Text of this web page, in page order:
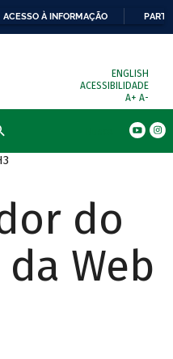
ACESSO À INFORMAÇÃO
ENGLISH
ACESSIBILIDADE
A+ A-
do
Web